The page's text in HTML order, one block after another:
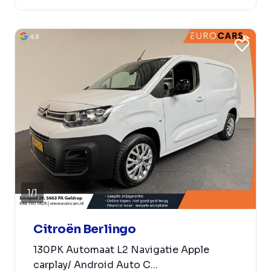
1/1
Citroën Berlingo
130PK Automaat L2 Navigatie Apple
carplay/ Android Auto C...